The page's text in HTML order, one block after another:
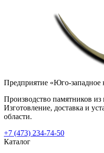
Предприятие «Юго-западное
Производство памятников
Изготовление, доставка и
области.
+7 (473) 234-74-50
Каталог